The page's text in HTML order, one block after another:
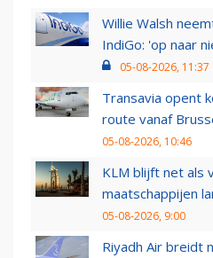
Willie Walsh
IndiGo: 'op naar
05-08-2026, 11:37
Transavia opent
route vanaf
05-08-2026, 10:46
KLM blijft net als
maatschappijen
05-08-2026, 9:00
Riyadh Air breidt